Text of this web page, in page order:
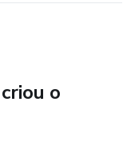
o